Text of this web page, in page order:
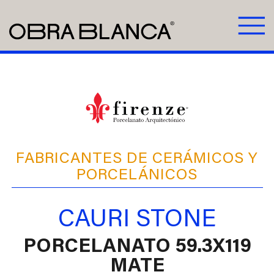
FABRICANTES DE CERÁMICOS Y
PORCELÁNICOS
CAURI STONE
PORCELANATO 59.3X119
MATE